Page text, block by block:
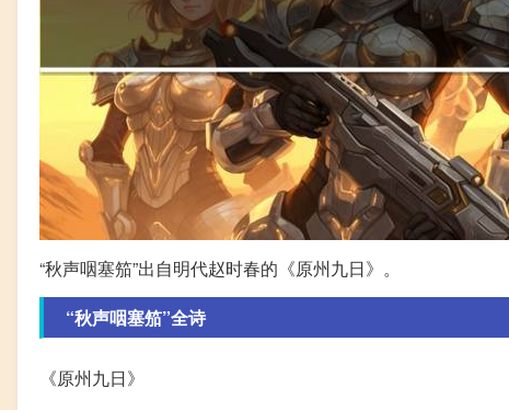
“秋声咽塞笳”出自明代赵时春的《原州九日》。
“秋声咽塞笳”全诗
《原州九日》